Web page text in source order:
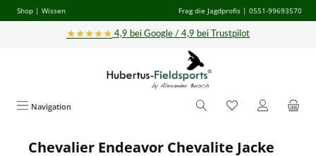
Zum Hauptinhalt springen
Shop | Wissen Frag die Jagdprofis | 0551-99693570
★★★★★ 4,9 bei Google / 4,9 bei Trustpilot
Navigation
Bildergalerie überspringen
Chevalier Endeavor Chevalite Jacke